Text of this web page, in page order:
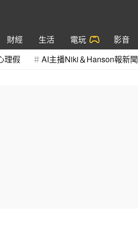
財經 生活 電玩 影音
理假 AI主播Niki＆Hanson報新聞